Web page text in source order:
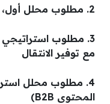
2. مطلوب محلل أول، استراتيجية المحتوى B2B
مع توفير الانتقال
4. مطلوب محلل
المحتوى B2B)